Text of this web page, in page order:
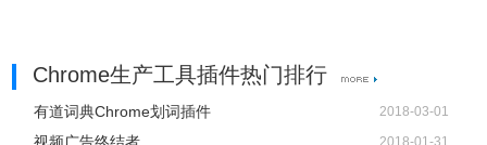
Chrome生产工具插件热门排行
有道词典Chrome划词插件 2018-03-01
2018-01-31